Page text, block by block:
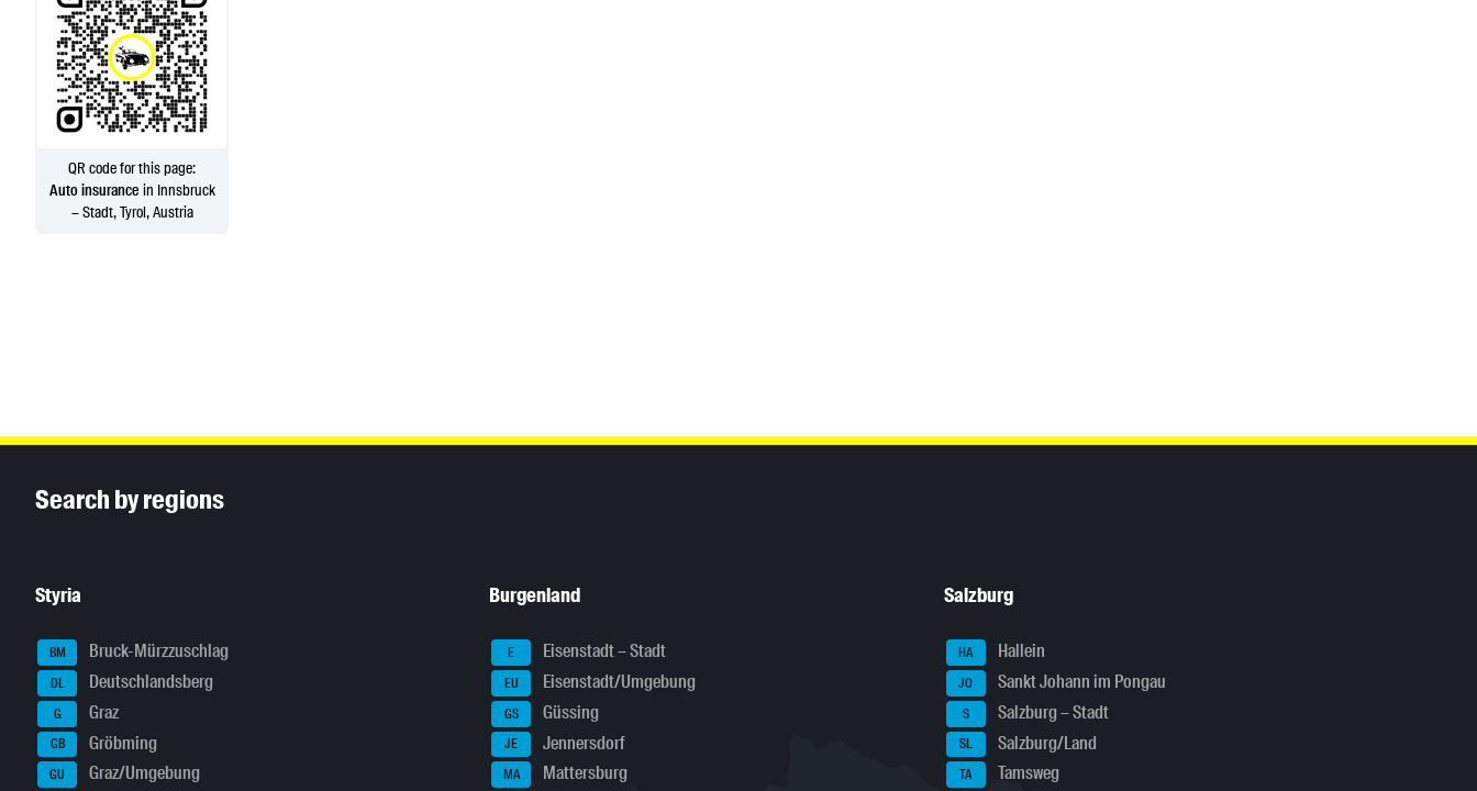
QR code for this page:
Auto insurance in Innsbruck
– Stadt, Tyrol, Austria
Search by regions
Styria
BM Bruck-Mürzzuschlag
DL Deutschlandsberg
G Graz
GB Gröbming
GU Graz/Umgebung
Burgenland
E Eisenstadt – Stadt
EU Eisenstadt/Umgebung
GS Güssing
JE Jennersdorf
MA Mattersburg
Salzburg
HA Hallein
JO Sankt Johann im Pongau
S Salzburg – Stadt
SL Salzburg/Land
TA Tamsweg